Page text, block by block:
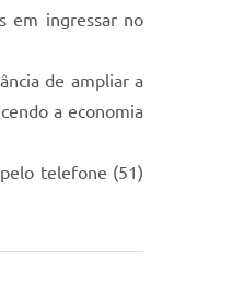
em ingressar no
de ampliar a
a economia
telefone (51)